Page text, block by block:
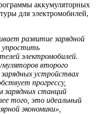
аккумуляторных
для электромобилей,
развитие зарядной
электромобилей.
второго
устройствах
прогрессу,
зарядных станций
того, это идеальный
экономики»,